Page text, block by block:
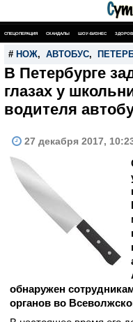
СПЕЦОПЕРАЦИЯ СКАНДАЛЫ ШОУ-БИЗНЕС
# НОЖ, АВТОБУС,
В Петербурге
глазах у
водителя
27 декабря 2017,
обнаружен
органов во